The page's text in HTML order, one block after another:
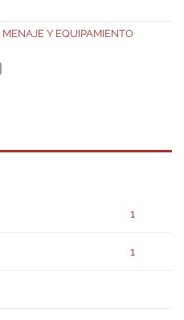
MENAJE Y EQUIPAMIENTO
1
1